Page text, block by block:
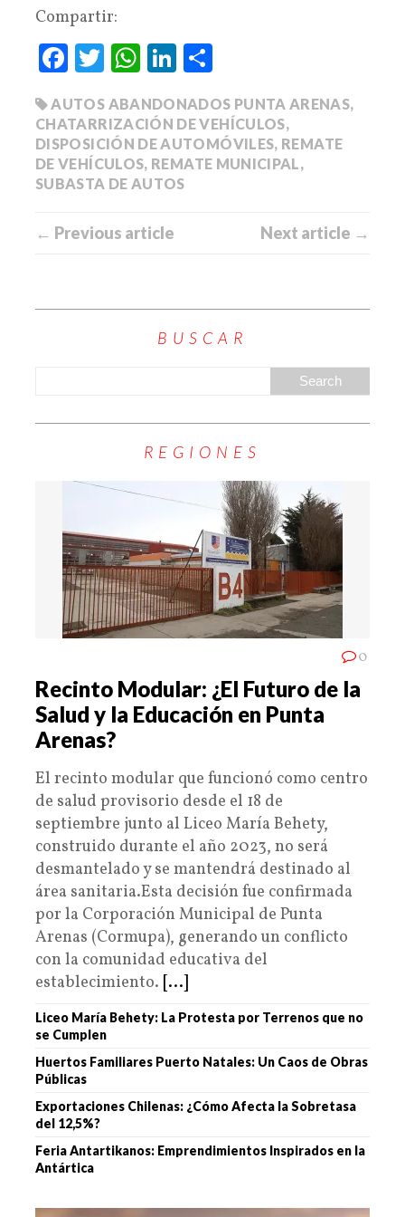
Compartir:
Fa
bo
ok
T
tte
r
W
ts
A
pp
Li
ed
In
m
pa
rti
AUTOS ABANDONADOS PUNTA ARENAS,
CHATARRIZACIÓN DE VEHÍCULOS,
DISPOSICIÓN DE AUTOMÓVILES, REMATE
DE VEHÍCULOS, REMATE MUNICIPAL,
SUBASTA DE AUTOS
← Previous article Next article →
BUSCAR
REGIONES
0
Recinto Modular: ¿El Futuro de la
Salud y la Educación en Punta
Arenas?
El recinto modular que funcionó como centro
de salud provisorio desde el 18 de
septiembre junto al Liceo María Behety,
construido durante el año 2023, no será
desmantelado y se mantendrá destinado al
área sanitaria.Esta decisión fue confirmada
por la Corporación Municipal de Punta
Arenas (Cormupa), generando un conflicto
con la comunidad educativa del
establecimiento. [...]
Liceo María Behety: La Protesta por Terrenos que no
se Cumplen
Huertos Familiares Puerto Natales: Un Caos de Obras
Públicas
Exportaciones Chilenas: ¿Cómo Afecta la Sobretasa
del 12,5%?
Feria Antartikanos: Emprendimientos Inspirados en la
Antártica